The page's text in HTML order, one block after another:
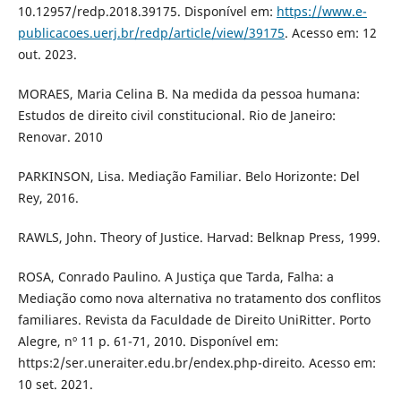
10.12957/redp.2018.39175. Disponível em: https://www.e-
publicacoes.uerj.br/redp/article/view/39175. Acesso em: 12
out. 2023.
MORAES, Maria Celina B. Na medida da pessoa humana:
Estudos de direito civil constitucional. Rio de Janeiro:
Renovar. 2010
PARKINSON, Lisa. Mediação Familiar. Belo Horizonte: Del
Rey, 2016.
RAWLS, John. Theory of Justice. Harvad: Belknap Press, 1999.
ROSA, Conrado Paulino. A Justiça que Tarda, Falha: a
Mediação como nova alternativa no tratamento dos conflitos
familiares. Revista da Faculdade de Direito UniRitter. Porto
Alegre, nº 11 p. 61-71, 2010. Disponível em:
https:2/ser.uneraiter.edu.br/endex.php-direito. Acesso em:
10 set. 2021.